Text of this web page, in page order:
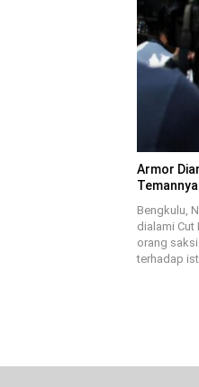
Armor
Bengkulu,
dialami Cut
orang
terhadap